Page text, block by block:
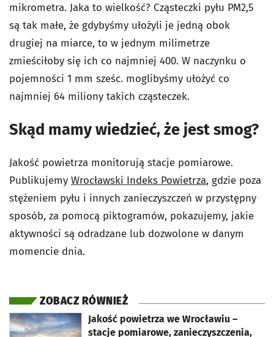
mikrometra. Jaka to wielkość? Cząsteczki pyłu PM2,5
są tak małe, że gdybyśmy ułożyli je jedną obok
drugiej na miarce, to w jednym milimetrze
zmieściłoby się ich co najmniej 400. W naczynku o
pojemności 1 mm sześc. moglibyśmy ułożyć co
najmniej 64 miliony takich cząsteczek.
Skąd mamy wiedzieć, że jest smog?
Jakość powietrza monitorują stacje pomiarowe.
Publikujemy Wrocławski Indeks Powietrza, gdzie poza
stężeniem pyłu i innych zanieczyszczeń w przystępny
sposób, za pomocą piktogramów, pokazujemy, jakie
aktywności są odradzane lub dozwolone w danym
momencie dnia.
ZOBACZ RÓWNIEŻ
Jakość powietrza we Wrocławiu –
stacje pomiarowe, zanieczyszczenia,
otworzy się w nowej karcie